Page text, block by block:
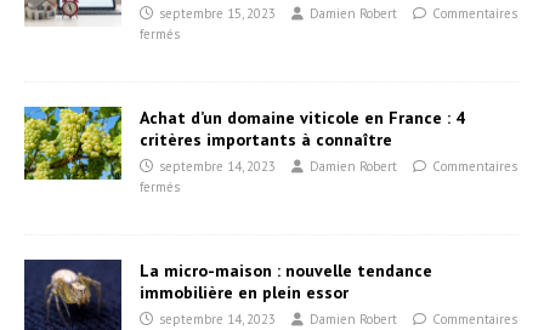
septembre 15, 2023 Damien Robert
Commentaires
fermés
Achat d’un domaine viticole en France : 4
critères importants à connaître
septembre 14, 2023 Damien Robert
Commentaires
fermés
La micro-maison : nouvelle tendance
immobilière en plein essor
septembre 14, 2023 Damien Robert
Commentaires